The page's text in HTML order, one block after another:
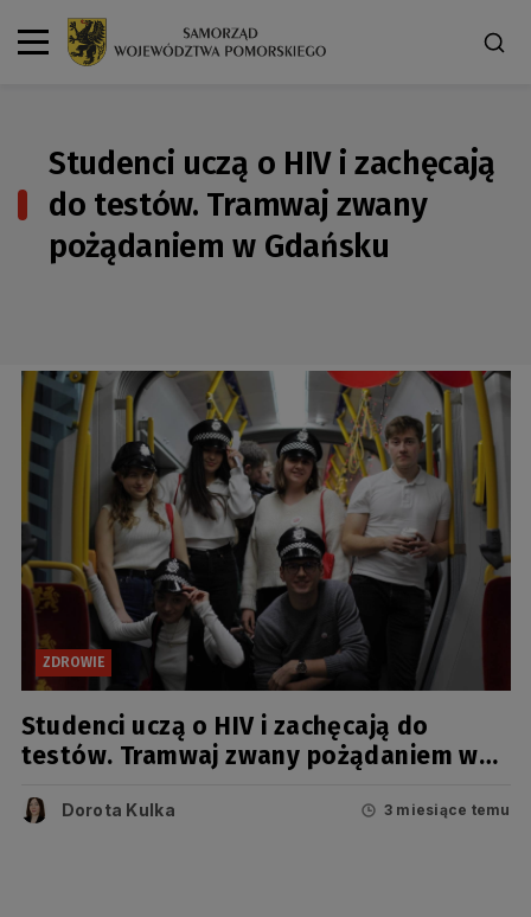
Studenci uczą o HIV i zachęcają
do testów. Tramwaj zwany
pożądaniem w Gdańsku
ZDROWIE
Studenci uczą o HIV i zachęcają do
testów. Tramwaj zwany pożądaniem w
Dorota Kulka 3 miesiące temu